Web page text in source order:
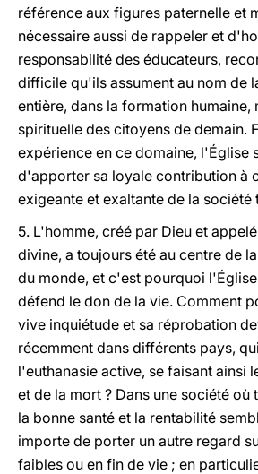
référence aux figures paternelle et
nécessaire aussi de rappeler et
responsabilité des éducateurs,
difficile qu'ils assument au nom de
entière, dans la formation humaine,
spirituelle des citoyens de demain.
expérience en ce domaine, l'Église
d'apporter sa loyale contribution à
exigeante et exaltante de la société
5. L'homme, créé par Dieu et
divine, a toujours été au centre de
du monde, et c'est pourquoi
défend le don de la vie. Comment
vive inquiétude et sa réprobation
récemment dans différents pays,
l'euthanasie active, se faisant ainsi
et de la mort ? Dans une société où
la bonne santé et la rentabilité
importe de porter un autre regard
faibles ou en fin de vie ; en